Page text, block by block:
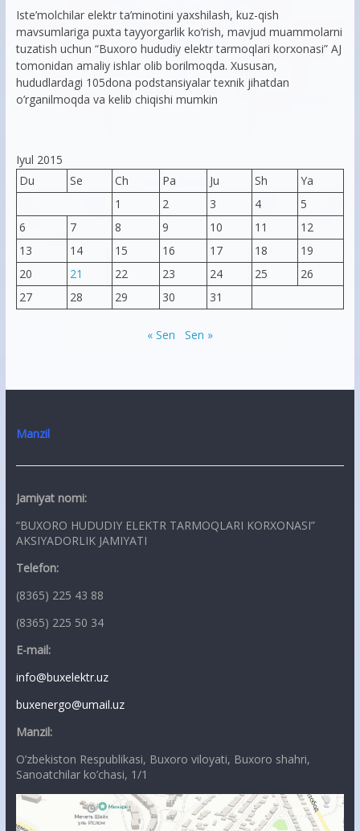
Iste’molchilar elektr ta’minotini yaxshilash, kuz-qish
mavsumlariga puxta tayyorgarlik ko‘rish, mavjud muammolarni
tuzatish uchun “Buxoro hududiy elektr tarmoqlari korxonasi” AJ
tomonidan amaliy ishlar olib borilmoqda. Xususan,
hududlardagi 105dona podstansiyalar texnik jihatdan
o’rganilmoqda va kelib chiqishi mumkin
Iyul 2015
Du
Se Ch Pa Ju Sh
Ya
1
2 3 4
5
6
7 8 9 10 11
12
13
14 15 16 17 18
19
20
21 22 23 24 25
26
27
28 29 30 31
« Sen Sen »
Manzil
Jamiyat nomi:
“BUXORO HUDUDIY ELEKTR TARMOQLARI KORXONASI”
AKSIYADORLIK JAMIYATI
Telefon:
(8365) 225 43 88
(8365) 225 50 34
E-mail:
info@buxelektr.uz
buxenergo@umail.uz
Manzil:
O’zbekiston Respublikasi, Buxoro viloyati, Buxoro shahri,
Sanoatchilar ko’chasi, 1/1